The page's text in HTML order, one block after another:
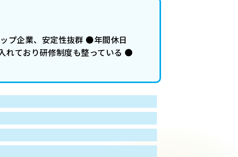
プ企業、安定性抜群 ●年間休日
れており研修制度も整っている ●